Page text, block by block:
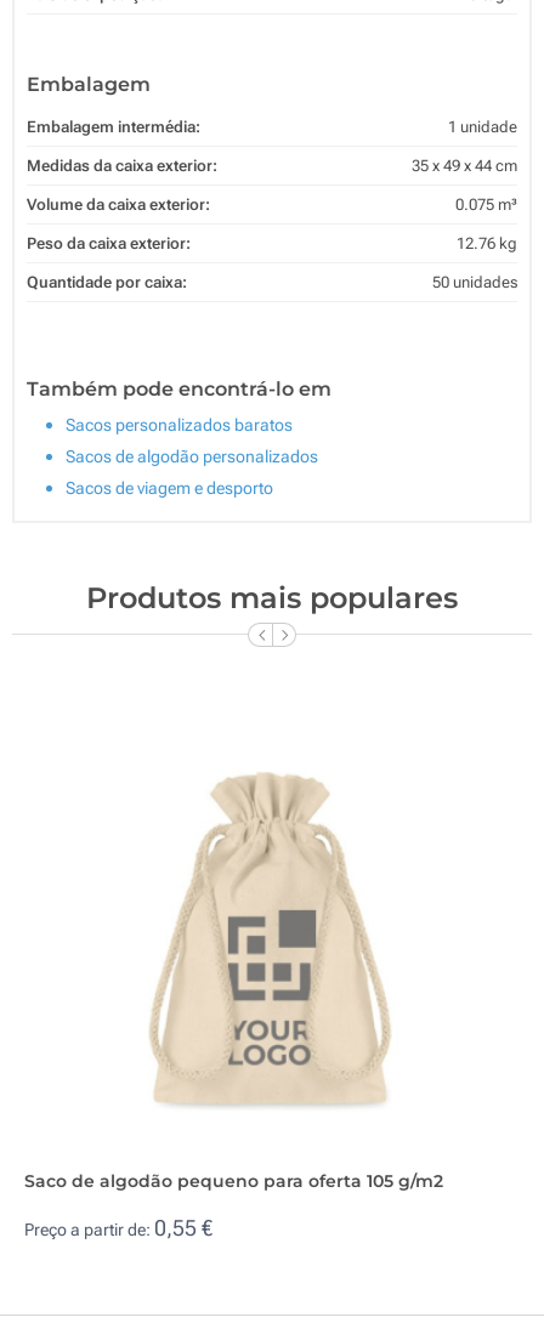
Embalagem
Embalagem intermédia: 1 unidade
Medidas da caixa exterior: 35 x 49 x 44 cm
Volume da caixa exterior: 0.075 m³
Peso da caixa exterior: 12.76 kg
Quantidade por caixa: 50 unidades
Também pode encontrá-lo em
Sacos personalizados baratos
Sacos de algodão personalizados
Sacos de viagem e desporto
Produtos mais populares
Saco de algodão pequeno para oferta 105 g/m2
Preço a partir de: 0,55 €